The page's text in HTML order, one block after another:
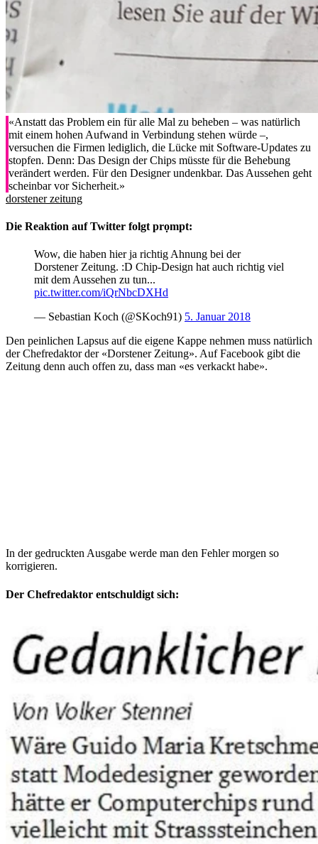
«Anstatt das Problem ein für alle Mal zu beheben – was natürlich
mit einem hohen Aufwand in Verbindung stehen würde –,
versuchen die Firmen lediglich, die Lücke mit Software-Updates zu
stopfen. Denn: Das Design der Chips müsste für die Behebung
verändert werden. Für den Designer undenkbar. Das Aussehen geht
scheinbar vor Sicherheit.»
dorstener zeitung
Die Reaktion auf Twitter folgt prọmpt:
Wow, die haben hier ja richtig Ahnung bei der
Dorstener Zeitung. :D Chip-Design hat auch richtig viel
mit dem Aussehen zu tun...
pic.twitter.com/iQrNbcDXHd
— Sebastian Koch (@SKoch91) 5. Januar 2018
Den peinlichen Lapsus auf die eigene Kappe nehmen muss natürlich
der Chefredaktor der «Dorstener Zeitung». Auf Facebook gibt die
Zeitung denn auch offen zu, dass man «es verkackt habe».
In der gedruckten Ausgabe werde man den Fehler morgen so
korrigieren.
Der Chefredaktor entschuldigt sich: